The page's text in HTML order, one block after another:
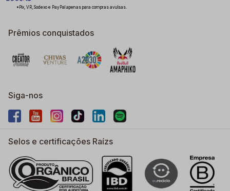
*Pix, VR, Sodexo e PayPal apenas para compras avulsas.
Prêmios conquistados
Siga-nos
Selos e certificações Raízs